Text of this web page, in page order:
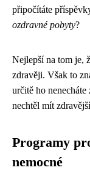
připočítáte
ozdravné pobyty?
Nejlepší na tom je,
zdravěji. Však to
určitě ho
nechtěl mít
Programy
nemocné